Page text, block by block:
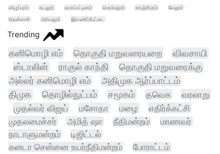
விழுப்புரம்
கடலூர் நாகப்பட்டினம் பெரம்பலூர் காஞ்சிபுரம்
வேலூர்
தென்காசி
அரியலூர் இராணிப்பேட்டை
Trending
கனிமொழி எம் தொகுதி மறுவரையறை
விவசாயி
ஸ்டாலின்
ராகுல் காந்தி
தொகுதி மறுவரைக்கு
அல்லர் கனிமொழி எம்
அதிமுக ஆர்ப்பாட்டம்
திமுக
தொழில்நுட்பம் சமூகம் தவெக
வரலாறு
முதல்வர் விஜய்
மசோதா மழை
எதிர்க்கட்சி
முதலமைச்சர்
அமித் ஷா நீதிமன்றம்
மாணவர்
நாடாளுமன்றம்
டிஜிட்டல்
கனடா சென்னை உயர்நீதிமன்றம்
போராட்டம்